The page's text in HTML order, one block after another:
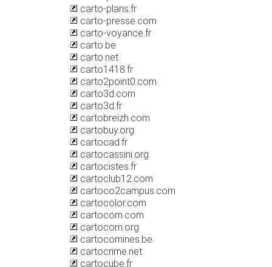
carto-plans.fr
carto-presse.com
carto-voyance.fr
carto.be
carto.net
carto1418.fr
carto2point0.com
carto3d.com
carto3d.fr
cartobreizh.com
cartobuy.org
cartocad.fr
cartocassini.org
cartocistes.fr
cartoclub12.com
cartoco2campus.com
cartocolor.com
cartocom.com
cartocom.org
cartocomines.be
cartocrime.net
cartocube.fr